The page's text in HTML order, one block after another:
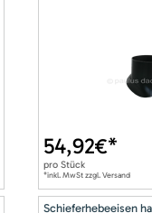
54,92€*
pro Stück
*inkl. MwSt zzgl. Versand
Schieferhebeeisen